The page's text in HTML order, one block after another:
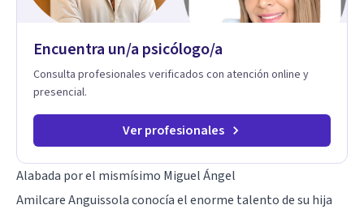
Encuentra un/a psicólogo/a
Consulta profesionales verificados con atención online y
presencial.
Ver profesionales
Alabada por el mismísimo Miguel Ángel
Amilcare Anguissola conocía el enorme talento de su hija